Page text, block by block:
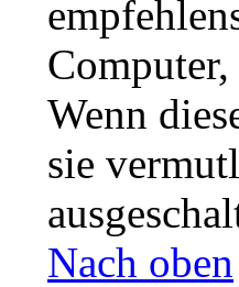
Wenn
sie
Nach oben